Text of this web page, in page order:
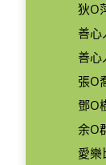
狄O
善心
善心
張O
鄧O
余O
愛